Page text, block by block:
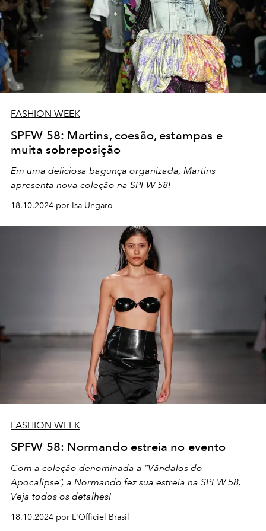
FASHION WEEK
SPFW 58: Martins, coesão, estampas e
muita sobreposição
Em uma deliciosa bagunça organizada, Martins
apresenta nova coleção na SPFW 58!
18.10.2024 por Isa Ungaro
FASHION WEEK
SPFW 58: Normando estreia no evento
Com a coleção denominada a “Vândalos do
Apocalipse”, a Normando fez sua estreia na SPFW 58.
Veja todos os detalhes!
18.10.2024 por L'Officiel Brasil